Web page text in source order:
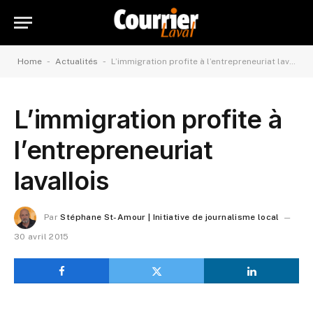
Home - Actualités - L’immigration profite à l’entrepreneuriat lavallois
L’immigration profite à
l’entrepreneuriat
lavallois
Par Stéphane St-Amour | Initiative de journalisme local
30 avril 2015